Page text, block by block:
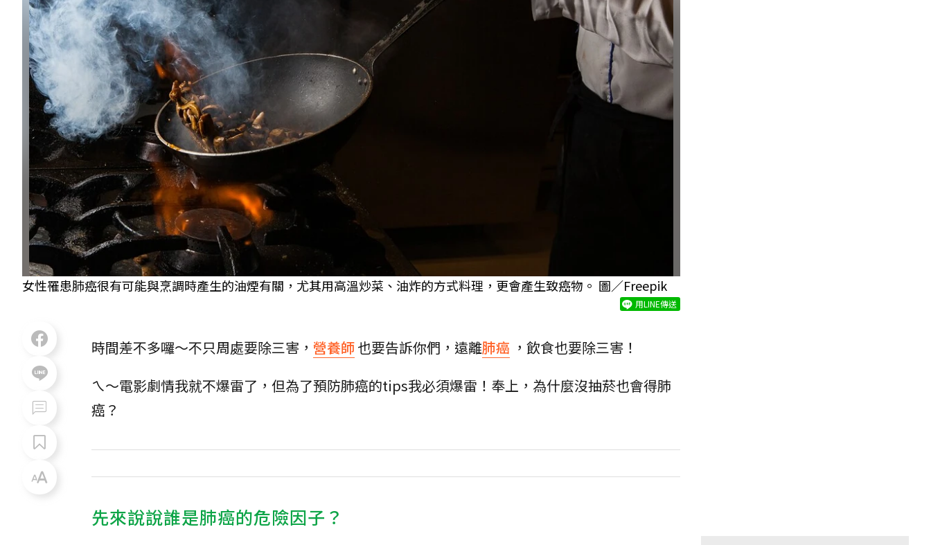
女性罹患肺癌很有可能與烹調時產生的油煙有關，尤其用高溫炒菜、油炸的方式料理，更會產生致癌物。 圖／Freepik
用LINE傳送
時間差不多囉～不只周處要除三害， 營養師也要告訴你們，遠離肺癌 ，飲食也要除三害！
ㄟ～電影劇情我就不爆雷了，但為了預防肺癌的tips我必須爆雷！奉上，為什麼沒抽菸也會得肺
癌？
先來說說誰是肺癌的危險因子？